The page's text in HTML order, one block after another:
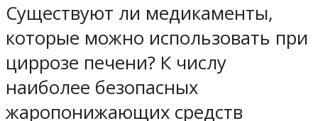
Существуют ли медикаменты,
которые можно использовать при
циррозе печени? К числу
наиболее безопасных
жаропонижающих средств